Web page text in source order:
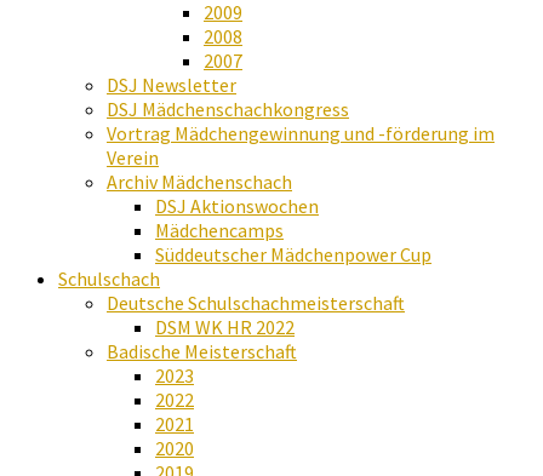
2009
2008
2007
DSJ Newsletter
DSJ Mädchenschachkongress
Vortrag Mädchengewinnung und -förderung im
Verein
Archiv Mädchenschach
DSJ Aktionswochen
Mädchencamps
Süddeutscher Mädchenpower Cup
Schulschach
Deutsche Schulschachmeisterschaft
DSM WK HR 2022
Badische Meisterschaft
2023
2022
2021
2020